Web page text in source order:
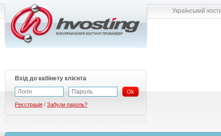
Український
Вхід до кабінету клієнта
Ok
Реєстрація / Забули пароль?